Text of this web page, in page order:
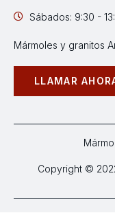
Sábados: 9:30 -
Mármoles y granitos
LLAMAR
Copyright ©